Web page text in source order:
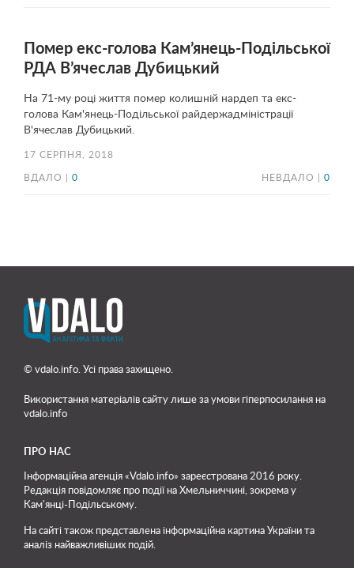
Помер екс-голова Кам’янець-Подільської
РДА В’ячеслав Дубицький
На 71-му році життя помер колишній нардеп та екс-
голова Кам'янець-Подільської райдержадміністрації
В'ячеслав Дубицький.
17 СЕРПНЯ, 2018
ВДАЛО | 0 НЕВДАЛО | 0
© vdalo.info. Усі права захищено.
Використання матеріалів сайту лише за умови гіперпосилання на
vdalo.info
ПРО НАС
Інформаційна агенція «Vdalo.info» зареєстрована 2016 року.
Редакція повідомляє про події на Хмельниччині, зокрема у
Кам'янці-Подільському.
На сайті також представлена інформаційна картина України та
аналіз найважливіших подій.